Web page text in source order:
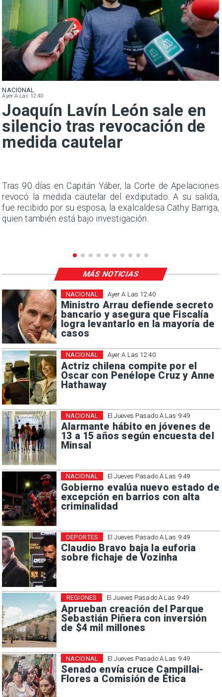
NACIONAL
Ayer A Las 12:40
Joaquín Lavín León sale en
silencio tras revocación de
medida cautelar
Tras 90 días en Capitán Yáber, la Corte de Apelaciones
revocó la medida cautelar del exdiputado. A su salida,
fue recibido por su esposa, la exalcaldesa Cathy Barriga,
quien también está bajo investigación.
Ayer A Las 12:40
Ministro Arrau defiende secreto
bancario y asegura que Fiscalía
logra levantarlo en la mayoría de
casos
NACIONAL
Ayer A Las 12:40
Actriz chilena compite por el
Oscar con Penélope Cruz y Anne
Hathaway
NACIONAL
El Jueves Pasado A Las 9:49
Alarmante hábito en jóvenes de
13 a 15 años según encuesta del
Minsal
NACIONAL
El Jueves Pasado A Las 9:49
Gobierno evalúa nuevo estado de
excepción en barrios con alta
criminalidad
NACIONAL
El Jueves Pasado A Las 9:49
Claudio Bravo baja la euforia
sobre fichaje de Vozinha
DEPORTES
El Jueves Pasado A Las 9:49
Aprueban creación del Parque
Sebastián Piñera con inversión
de $4 mil millones
REGIONES
El Jueves Pasado A Las 9:49
Senado envía cruce Campillai-
Flores a Comisión de Ética
NACIONAL
MÁS NOTICIAS